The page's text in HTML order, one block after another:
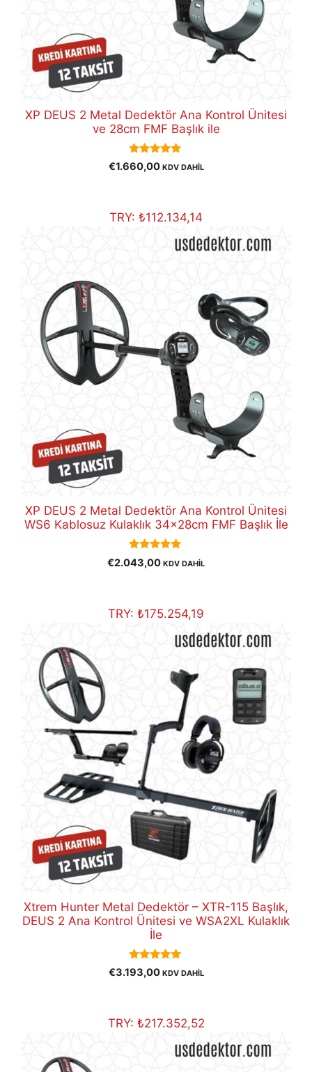
XP DEUS 2 Metal Dedektör Ana Kontrol Ünitesi
ve 28cm FMF Başlık ile
5.00
out of 5
€1.660,00 KDV DAHİL
TRY: ₺112.134,14
XP DEUS 2 Metal Dedektör Ana Kontrol Ünitesi
WS6 Kablosuz Kulaklık 34x28cm FMF Başlık İle
5.00
out of 5
€2.043,00 KDV DAHİL
TRY: ₺175.254,19
Xtrem Hunter Metal Dedektör – XTR-115 Başlık,
DEUS 2 Ana Kontrol Ünitesi ve WSA2XL Kulaklık
İle
5.00
out of 5
€3.193,00 KDV DAHİL
TRY: ₺217.352,52